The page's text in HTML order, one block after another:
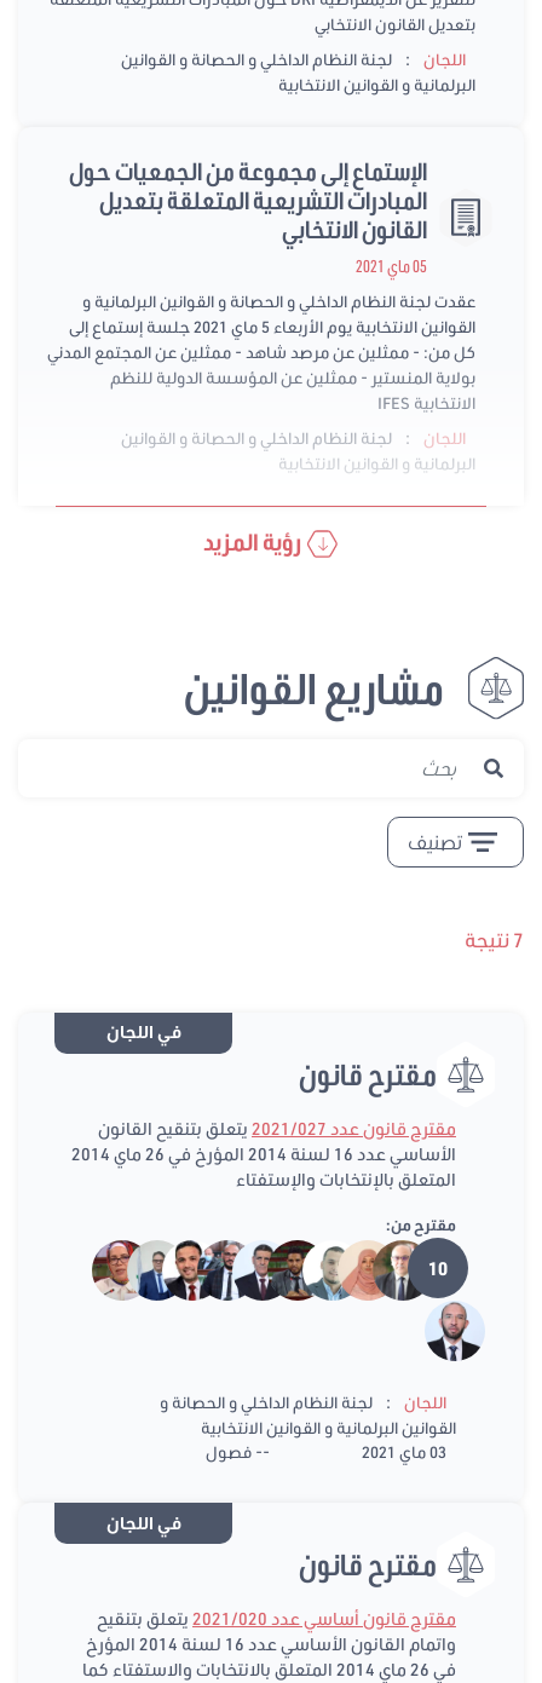
بتعديل القانون الانتخابي
اللجان :
لجنة النظام الداخلي و الحصانة و القوانين
البرلمانية و القوانين الانتخابية
الإستماع إلى مجموعة من الجمعيات حول
المبادرات التشريعية المتعلقة بتعديل
القانون الانتخابي
عقدت لجنة النظام الداخلي و الحصانة و القوانين البرلمانية و
القوانين الانتخابية يوم الأربعاء 5 ماي 2021 جلسة إستماع إلى
كل من: - ممثلين عن مرصد شاهد - ممثلين عن المجتمع المدني
بولاية المنستير - ممثلين عن المؤسسة الدولية للنظم
الانتخابية IFES
اللجان :
لجنة النظام الداخلي و الحصانة و القوانين
البرلمانية و القوانين الانتخابية
رؤية المزيد
مشاريع القوانين
تصنيف
في اللجان
مقترح قانون
مقترح قانون عدد 2021/027
يتعلق بتنقيح القانون
الأساسي عدد 16 لسنة 2014 المؤرخ في 26 ماي 2014
المتعلق بالإنتخابات والإستفتاء
مقترح من:
10
اللجان :
لجنة النظام الداخلي و الحصانة و
القوانين البرلمانية و القوانين الانتخابية
-- فصول
في اللجان
مقترح قانون
مقترح قانون أساسي عدد 2021/020
يتعلق بتنقيح
واتمام القانون الأساسي عدد 16 لسنة 2014 المؤرخ
في 26 ماي 2014 المتعلق بالانتخابات والاستفتاء كما